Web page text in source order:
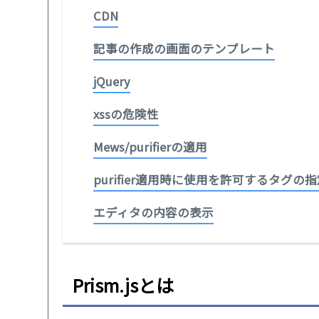
CDN
記事の作成の画面のテンプレート
jQuery
xssの危険性
Mews/purifierの適用
purifier適用時に使用を許可するタグの
エディタの内容の表示
Prism.jsとは